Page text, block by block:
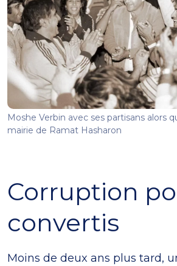
Moshe Verbin avec ses partisans alors
mairie de Ramat Hasharon
Corruption
convertis
Moins de deux ans plus tard,